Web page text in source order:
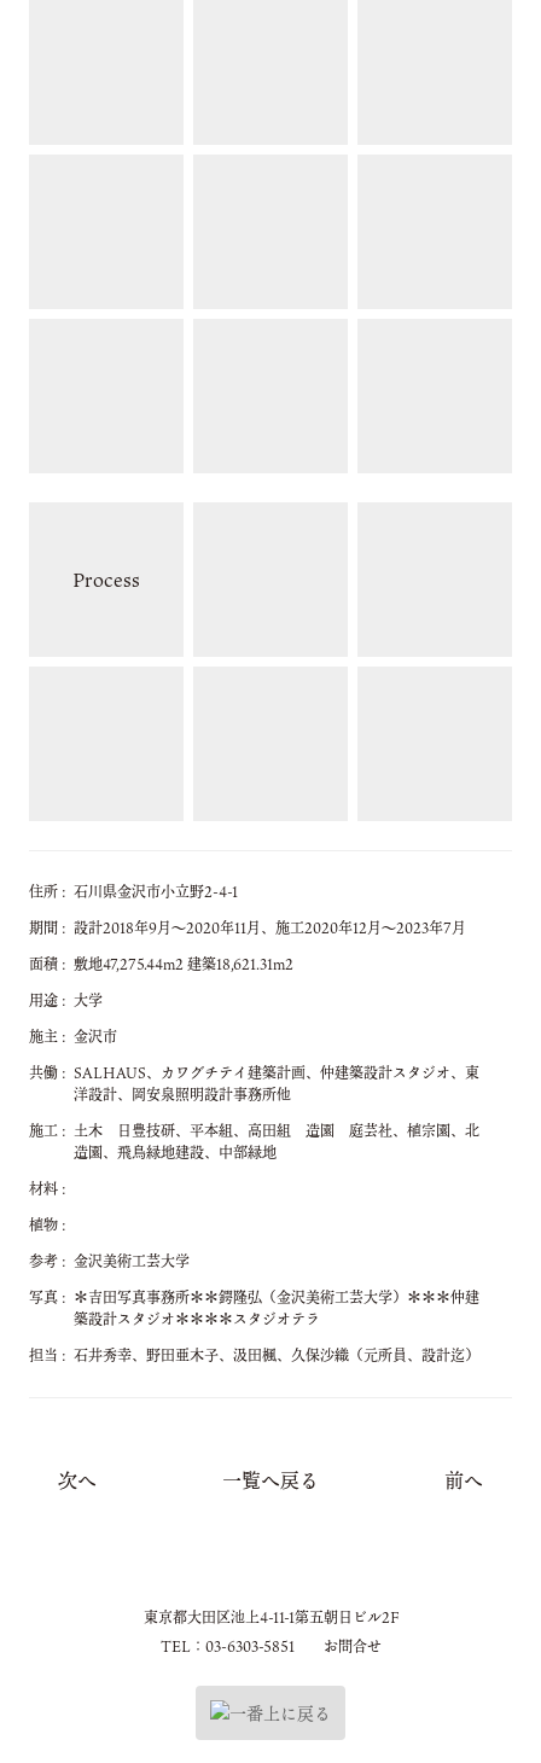
Process
住所
石川県金沢市小立野2-4-1
期間
設計2018年9月～2020年11月、施工2020年12月～2023年7月
面積
敷地47,275.44m2 建築18,621.31m2
用途
大学
施主
金沢市
共働
SALHAUS、カワグチテイ建築計画、仲建築設計スタジオ、東
洋設計、岡安泉照明設計事務所他
施工
土木 日豊技研、平本組、高田組 造園 庭芸社、植宗園、北
造園、飛鳥緑地建設、中部緑地
材料
植物
参考
金沢美術工芸大学
写真
＊吉田写真事務所＊＊鍔隆弘（金沢美術工芸大学）＊＊＊仲建
築設計スタジオ＊＊＊＊スタジオテラ
担当
石井秀幸、野田亜木子、汲田楓、久保沙織（元所員、設計迄）
次へ 一覧へ戻る 前へ
東京都大田区池上4-11-1第五朝日ビル2F
TEL：03-6303-5851
お問合せ